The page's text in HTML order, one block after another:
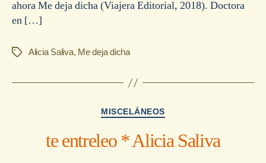
ahora Me deja dicha (Viajera Editorial, 2018). Doctora
en […]
EtiquetasAlicia Saliva, Me deja dicha
Categorías
MISCELÁNEOS
te entreleo * Alicia Saliva